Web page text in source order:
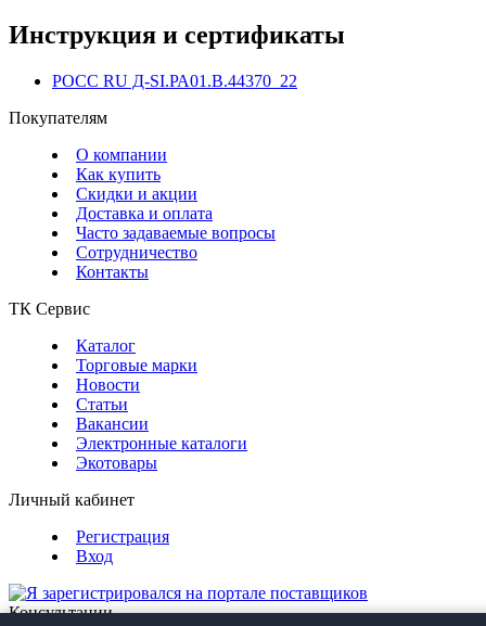
Инструкция и сертификаты
РОСС RU Д-SI.РА01.В.44370_22
Покупателям
О компании
Как купить
Скидки и акции
Доставка и оплата
Часто задаваемые вопросы
Сотрудничество
Контакты
ТК Сервис
Каталог
Торговые марки
Новости
Статьи
Вакансии
Электронные каталоги
Экотовары
Личный кабинет
Регистрация
Вход
Консультации